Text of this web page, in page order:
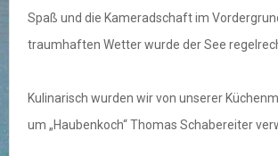
Spaß und die Kameradschaft im
traumhaften Wetter wurde der See
Kulinarisch wurden wir von unserer
um „Haubenkoch“ Thomas Schabereiter